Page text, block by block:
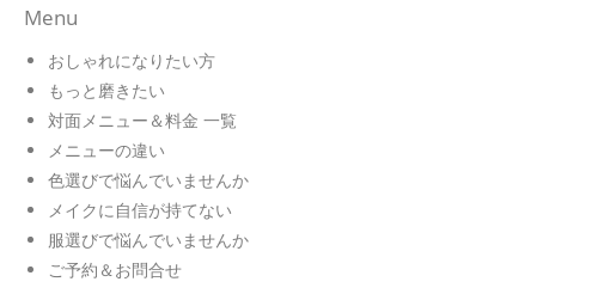
Menu
おしゃれになりたい方
もっと磨きたい
対面メニュー＆料金 一覧
メニューの違い
色選びで悩んでいませんか
メイクに自信が持てない
服選びで悩んでいませんか
ご予約＆お問合せ